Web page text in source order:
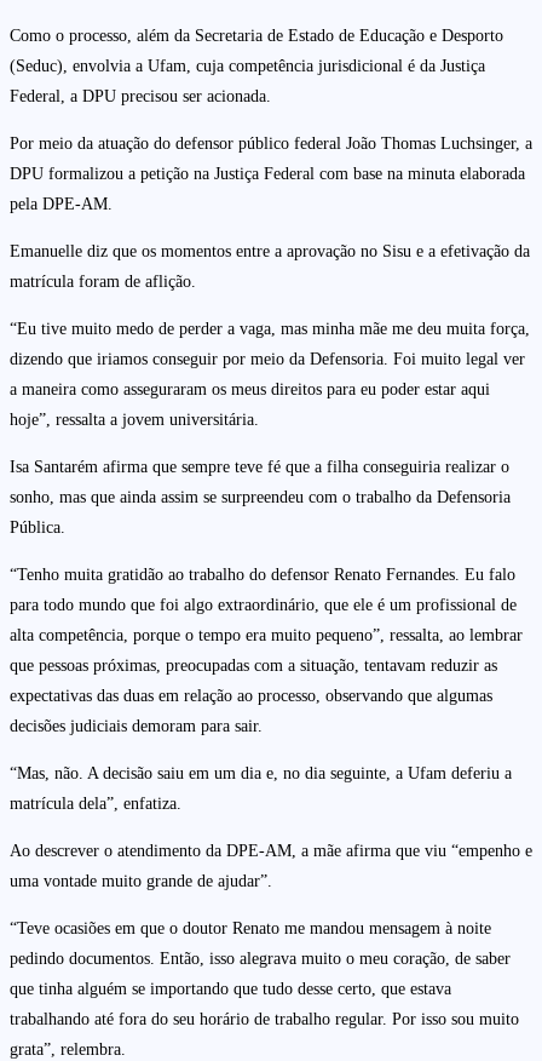
Como o processo, além da Secretaria de Estado de Educação e Desporto
(Seduc), envolvia a Ufam, cuja competência jurisdicional é da Justiça
Federal, a DPU precisou ser acionada.
Por meio da atuação do defensor público federal João Thomas Luchsinger, a
DPU formalizou a petição na Justiça Federal com base na minuta elaborada
pela DPE-AM.
Emanuelle diz que os momentos entre a aprovação no Sisu e a efetivação da
matrícula foram de aflição.
“Eu tive muito medo de perder a vaga, mas minha mãe me deu muita força,
dizendo que iriamos conseguir por meio da Defensoria. Foi muito legal ver
a maneira como asseguraram os meus direitos para eu poder estar aqui
hoje”, ressalta a jovem universitária.
Isa Santarém afirma que sempre teve fé que a filha conseguiria realizar o
sonho, mas que ainda assim se surpreendeu com o trabalho da Defensoria
Pública.
“Tenho muita gratidão ao trabalho do defensor Renato Fernandes. Eu falo
para todo mundo que foi algo extraordinário, que ele é um profissional de
alta competência, porque o tempo era muito pequeno”, ressalta, ao lembrar
que pessoas próximas, preocupadas com a situação, tentavam reduzir as
expectativas das duas em relação ao processo, observando que algumas
decisões judiciais demoram para sair.
“Mas, não. A decisão saiu em um dia e, no dia seguinte, a Ufam deferiu a
matrícula dela”, enfatiza.
Ao descrever o atendimento da DPE-AM, a mãe afirma que viu “empenho e
uma vontade muito grande de ajudar”.
“Teve ocasiões em que o doutor Renato me mandou mensagem à noite
pedindo documentos. Então, isso alegrava muito o meu coração, de saber
que tinha alguém se importando que tudo desse certo, que estava
trabalhando até fora do seu horário de trabalho regular. Por isso sou muito
grata”, relembra.